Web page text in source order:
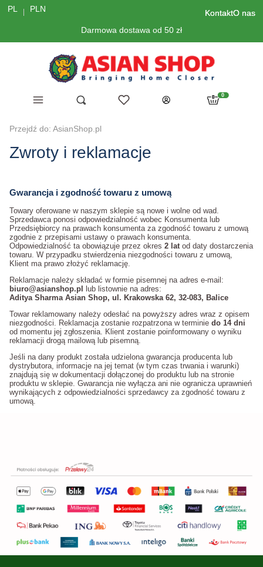
PL PLN KontaktO nas
Darmowa dostawa od 50 zł
Menu Otwórz wyszukiwarkę
Szukaj Ulubione
Zaloguj się Produkty w
Koszyk
Przejdź do: AsianShop.pl
Zwroty i reklamacje
Gwarancja i zgodność towaru z umową
Towary oferowane w naszym sklepie są nowe i wolne od wad.
Sprzedawca ponosi odpowiedzialność wobec Konsumenta lub
Przedsiębiorcy na prawach konsumenta za zgodność towaru z umową
zgodnie z przepisami ustawy o prawach konsumenta.
Odpowiedzialność ta obowiązuje przez okres 2 latod daty dostarczenia
towaru. W przypadku stwierdzenia niezgodności towaru z umową,
Klient ma prawo złożyć reklamację.
Reklamacje należy składać w formie pisemnej na adres e-mail:
biuro@asianshop.pl
lub listownie na adres:
Aditya Sharma Asian Shop, ul. Krakowska 62, 32-083, Balice
Towar reklamowany należy odesłać na powyższy adres wraz z opisem
niezgodności. Reklamacja zostanie rozpatrzona w terminie do 14 dni
od momentu jej zgłoszenia. Klient zostanie poinformowany o wyniku
reklamacji drogą mailową lub pisemną.
Jeśli na dany produkt została udzielona gwarancja producenta lub
dystrybutora, informacje na jej temat (w tym czas trwania i warunki)
znajdują się w dokumentacji dołączonej do produktu lub na stronie
produktu w sklepie. Gwarancja nie wyłącza ani nie ogranicza uprawnień
wynikających z odpowiedzialności sprzedawcy za zgodność towaru z
umową.